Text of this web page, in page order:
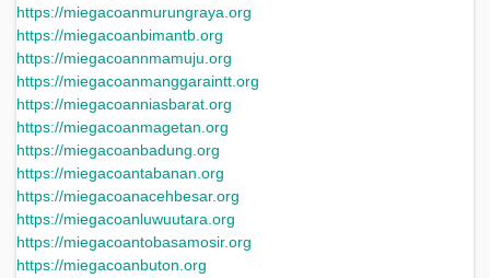
https://miegacoanmurungraya.org
https://miegacoanbimantb.org
https://miegacoannmamuju.org
https://miegacoanmanggaraintt.org
https://miegacoanniasbarat.org
https://miegacoanmagetan.org
https://miegacoanbadung.org
https://miegacoantabanan.org
https://miegacoanacehbesar.org
https://miegacoanluwuutara.org
https://miegacoantobasamosir.org
https://miegacoanbuton.org